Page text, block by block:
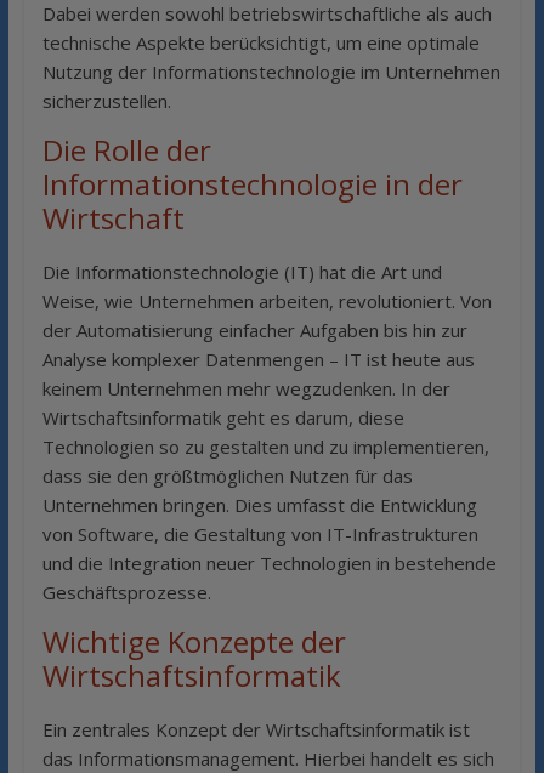
Dabei werden sowohl betriebswirtschaftliche als auch
technische Aspekte berücksichtigt, um eine optimale
Nutzung der Informationstechnologie im Unternehmen
sicherzustellen.
Die Rolle der
Informationstechnologie in der
Wirtschaft
Die Informationstechnologie (IT) hat die Art und
Weise, wie Unternehmen arbeiten, revolutioniert. Von
der Automatisierung einfacher Aufgaben bis hin zur
Analyse komplexer Datenmengen – IT ist heute aus
keinem Unternehmen mehr wegzudenken. In der
Wirtschaftsinformatik geht es darum, diese
Technologien so zu gestalten und zu implementieren,
dass sie den größtmöglichen Nutzen für das
Unternehmen bringen. Dies umfasst die Entwicklung
von Software, die Gestaltung von IT-Infrastrukturen
und die Integration neuer Technologien in bestehende
Geschäftsprozesse.
Wichtige Konzepte der
Wirtschaftsinformatik
Ein zentrales Konzept der Wirtschaftsinformatik ist
das Informationsmanagement. Hierbei handelt es sich